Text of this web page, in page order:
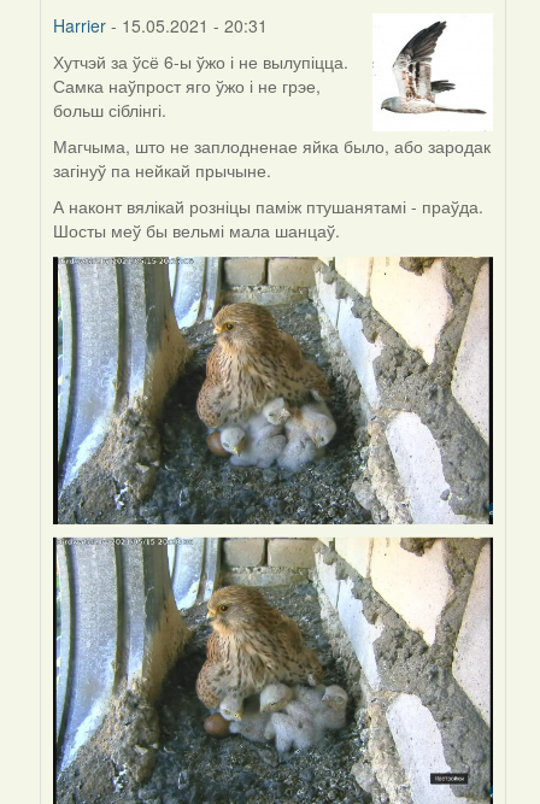
Harrier - 15.05.2021 - 20:31
In
reply
to
by
svetlana
Хутчэй за ўсё 6-ы ўжо і не вылупіцца.
Самка наўпрост яго ўжо і не грэе,
больш сіблінгі.
Магчыма, што не заплодненае яйка было, або зародак
загінуў па нейкай прычыне.
А наконт вялікай розніцы паміж птушанятамі - праўда.
Шосты меў бы вельмі мала шанцаў.